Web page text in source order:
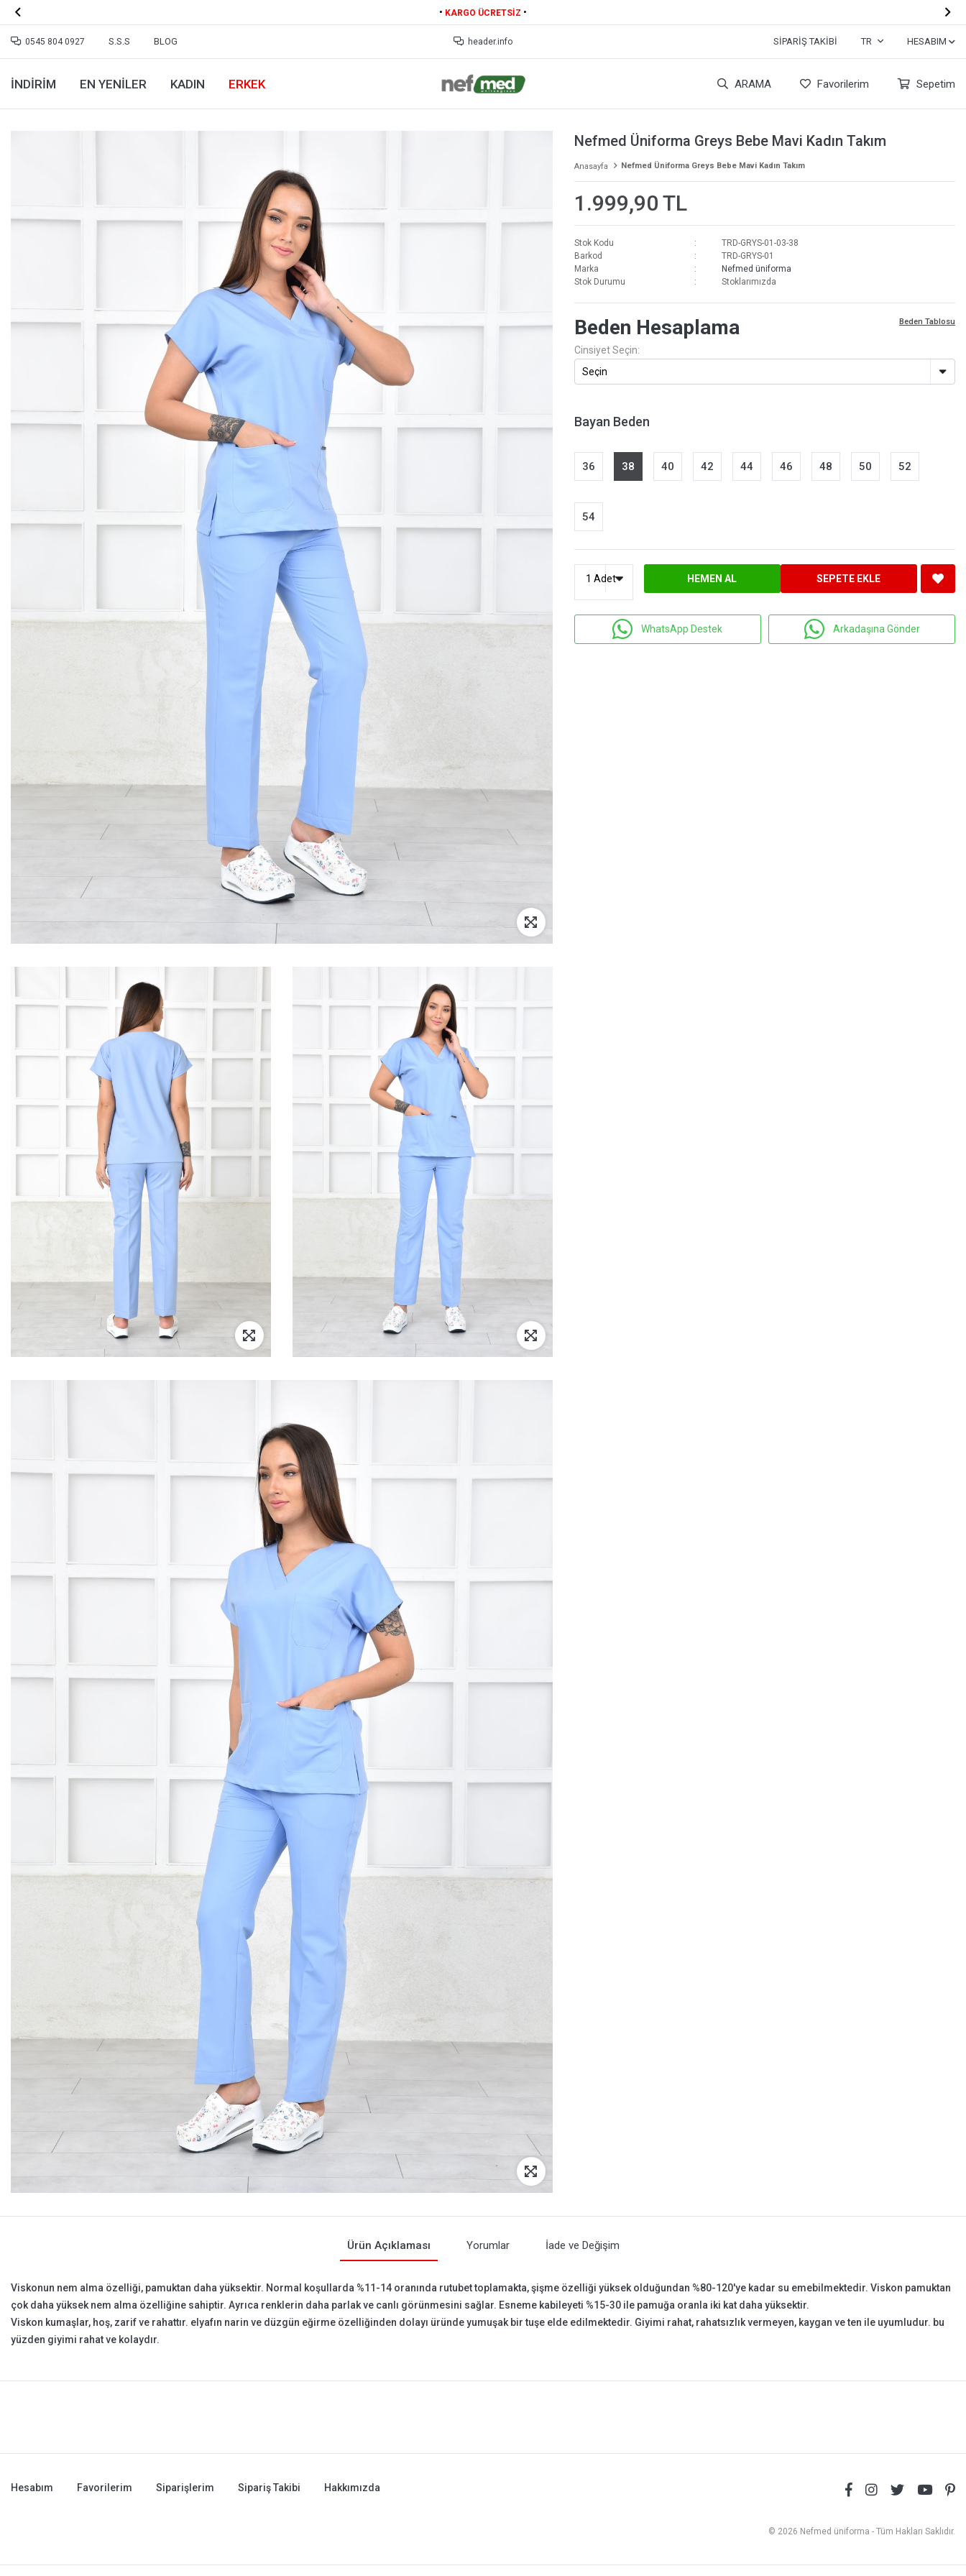
 • KARGO ÜCRETSİZ • 
0545 804 0927 S.S.S BLOG header.info SIPARIŞ TAKIBI TR HESABIM
İNDİRİM EN YENILER KADIN ERKEK ARAMA Favorilerim Sepetim
Nefmed Üniforma Greys Bebe Mavi Kadın Takım
Anasayfa Nefmed Üniforma Greys Bebe Mavi Kadın Takım
1.999,90 TL
Stok Kodu
TRD-GRYS-01-03-38
Barkod
TRD-GRYS-01
Marka
Nefmed üniforma
Stok Durumu
Stoklarımızda
Beden Hesaplama
Cinsiyet Seçin:
Beden Tablosu
Bayan Beden
36 38 40 42 44 46 48 50 52
54
HEMEN AL SEPETE EKLE
WhatsApp Destek Arkadaşına Gönder
Ürün Açıklaması Yorumlar İade ve Değişim
Viskonun nem alma özelliği, pamuktan daha yüksektir. Normal koşullarda %11-14 oranında rutubet toplamakta, şişme özelliği yüksek olduğundan %80-120'ye kadar su emebilmektedir. Viskon pamuktan
çok daha yüksek nem alma özelliğine sahiptir. Ayrıca renklerin daha parlak ve canlı görünmesini sağlar. Esneme kabileyeti %15-30 ile pamuğa oranla iki kat daha yüksektir.
Viskon kumaşlar, hoş, zarif ve rahattır. elyafın narin ve düzgün eğirme özelliğinden dolayı üründe yumuşak bir tuşe elde edilmektedir. Giyimi rahat, rahatsızlık vermeyen, kaygan ve ten ile uyumludur. bu
yüzden giyimi rahat ve kolaydır.
Hesabım Favorilerim Siparişlerim Sipariş Takibi Hakkımızda
© 2026 Nefmed üniforma - Tüm Hakları Saklıdır.